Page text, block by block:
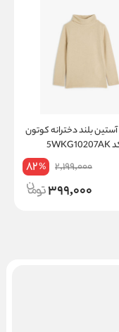
بلند دخترانه کوتون
2,199,000
82%
399,000